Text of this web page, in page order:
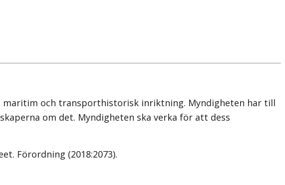
och transporthistorisk inriktning. Myndigheten har till
om det. Myndigheten ska verka för att dess
Förordning (2018:2073).